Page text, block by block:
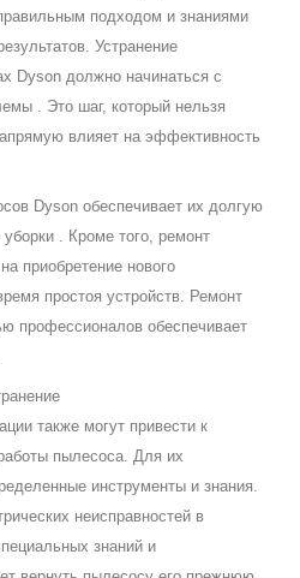
подходом и знаниями
Устранение
Dyson должно начинаться с
. Это шаг, который нельзя
влияет на эффективность
Dyson обеспечивает их долгую
. Кроме того, ремонт
приобретение нового
простоя устройств. Ремонт
профессионалов обеспечивает
также могут привести к
пылесоса. Для их
инструменты и знания.
неисправностей в
знаний и